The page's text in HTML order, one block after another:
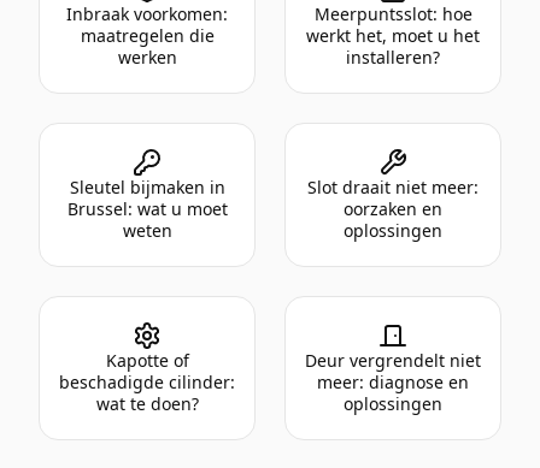
Inbraak voorkomen:
maatregelen die
werken
Meerpuntsslot: hoe
werkt het, moet u het
installeren?
Sleutel bijmaken in
Brussel: wat u moet
weten
Slot draait niet meer:
oorzaken en
oplossingen
Kapotte of
beschadigde cilinder:
wat te doen?
Deur vergrendelt niet
meer: diagnose en
oplossingen